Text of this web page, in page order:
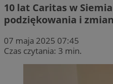
10 lat Caritas w
podziękowania i
07 maja 2025 07:45
Czas czytania: 3 min.